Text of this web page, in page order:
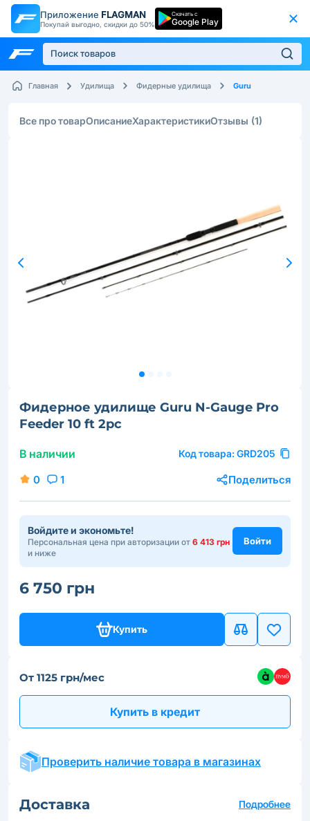
Приложение FLAGMAN
Покупай выгодно, скидки до 50%
Скачать с
Google Play
Главная Удилища Фидерные удилища Guru
Все про товарОписаниеХарактеристикиОтзывы (1)
Фидерное удилище Guru N-Gauge Pro
Feeder 10 ft 2pc
В наличии Код товара: GRD205
0 1 Поделиться
Войдите и экономьте!
Персональная цена при авторизации от 6 413 грн
и ниже
Войти
6 750 грн
Купить
От 1125 грн/мес
Купить в кредит
Проверить наличие товара в магазинах
Доставка Подробнее